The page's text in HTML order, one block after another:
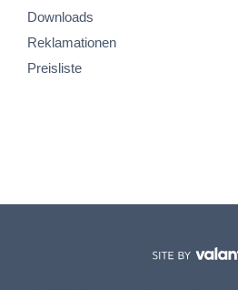
Downloads
Reklamationen
Preisliste